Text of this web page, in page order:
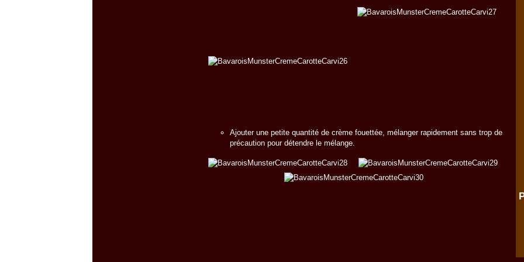
Ajouter une petite quantité de crème fouettée, mélanger rapidement sans trop de
précaution pour détendre le mélange.